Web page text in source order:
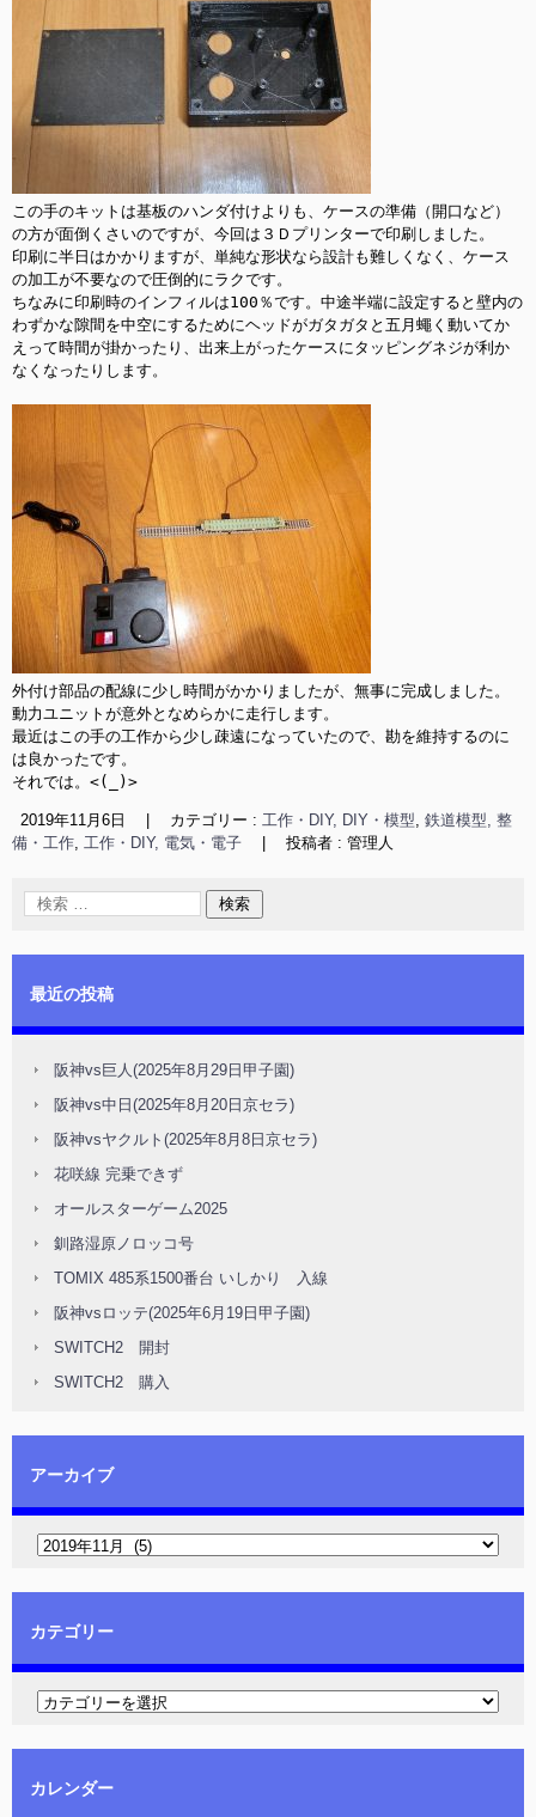
この手のキットは基板のハンダ付けよりも、ケースの準備（開口など）
の方が面倒くさいのですが、今回は３Ｄプリンターで印刷しました。
印刷に半日はかかりますが、単純な形状なら設計も難しくなく、ケース
の加工が不要なので圧倒的にラクです。
ちなみに印刷時のインフィルは100％です。中途半端に設定すると壁内の
わずかな隙間を中空にするためにヘッドがガタガタと五月蠅く動いてか
えって時間が掛かったり、出来上がったケースにタッピングネジが利か
なくなったりします。
外付け部品の配線に少し時間がかかりましたが、無事に完成しました。
動力ユニットが意外となめらかに走行します。
最近はこの手の工作から少し疎遠になっていたので、勘を維持するのに
は良かったです。
それでは。<(_)>
2019年11月6日 カテゴリー : 工作・DIY, DIY・模型, 鉄道模型, 整
備・工作, 工作・DIY, 電気・電子 投稿者 : 管理人
最近の投稿
阪神vs巨人(2025年8月29日甲子園)
阪神vs中日(2025年8月20日京セラ)
阪神vsヤクルト(2025年8月8日京セラ)
花咲線 完乗できず
オールスターゲーム2025
釧路湿原ノロッコ号
TOMIX 485系1500番台 いしかり 入線
阪神vsロッテ(2025年6月19日甲子園)
SWITCH2 開封
SWITCH2 購入
アーカイブ
カテゴリー
カレンダー